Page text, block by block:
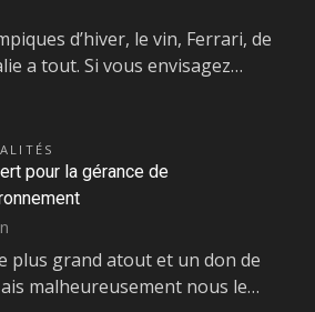
d’hiver, le vin, Ferrari, de
a tout. Si vous envisagez…
pour la gérance de
plus grand atout et un don de
malheureusement nous le…